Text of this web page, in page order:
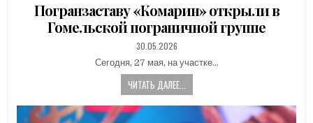
Погранзаставу «Комарин» открыли в
Гомельской пограничной группе
PUBLISHED
DATE:
30.05.2026
Сегодня, 27 мая, на участке…
ЧИТАТЬ ДАЛЕЕ...